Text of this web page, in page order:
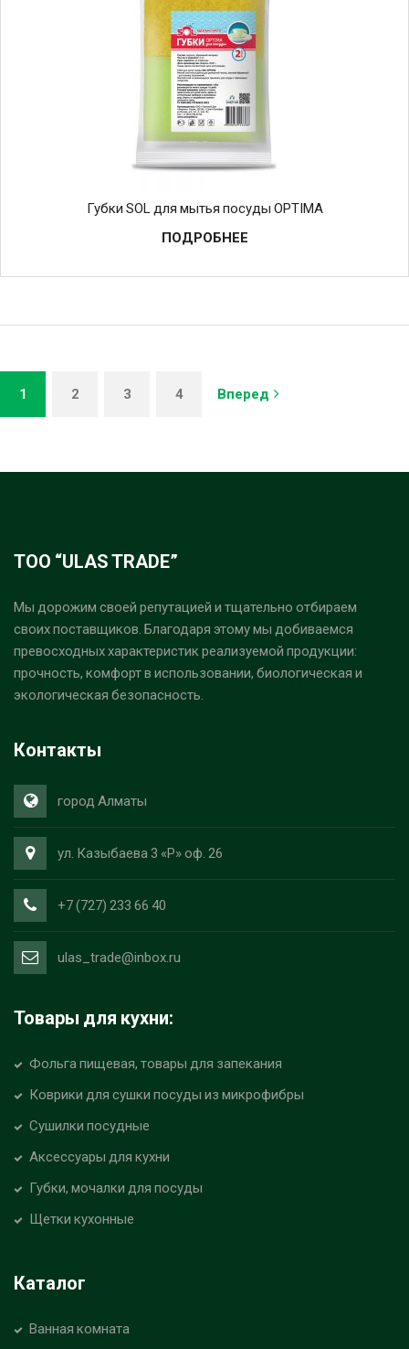
Губки SOL для мытья посуды OPTIMA
ПОДРОБНЕЕ
1 2 3 4 Вперед
ТОО “ULAS TRADE”
Мы дорожим своей репутацией и тщательно отбираем
своих поставщиков. Благодаря этому мы добиваемся
превосходных характеристик реализуемой продукции:
прочность, комфорт в использовании, биологическая и
экологическая безопасность.
Контакты
город Алматы
ул. Казыбаева 3 «Р» оф. 26
+7 (727) 233 66 40
ulas_trade@inbox.ru
Товары для кухни:
Фольга пищевая, товары для запекания
Коврики для сушки посуды из микрофибры
Сушилки посудные
Аксессуары для кухни
Губки, мочалки для посуды
Щетки кухонные
Каталог
Ванная комната